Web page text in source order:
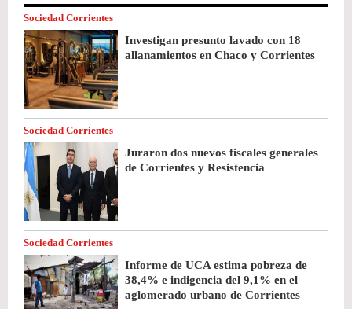
Sociedad Corrientes
Investigan presunto lavado con 18
allanamientos en Chaco y Corrientes
Sociedad Corrientes
Juraron dos nuevos fiscales generales
de Corrientes y Resistencia
Sociedad Corrientes
Informe de UCA estima pobreza de
38,4% e indigencia del 9,1% en el
aglomerado urbano de Corrientes